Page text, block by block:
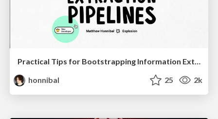
Practical Tips for Bootstrapping Information Extraction Pipelines
honnibal
25 2k